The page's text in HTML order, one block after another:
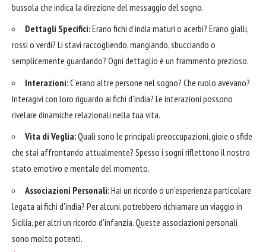
bussola che indica la direzione del messaggio del sogno.
Dettagli Specifici:Erano fichi d'india maturi o acerbi? Erano gialli,
rossi o verdi? Li stavi raccogliendo, mangiando, sbucciando o
semplicemente guardando? Ogni dettaglio è un frammento prezioso.
Interazioni:C'erano altre persone nel sogno? Che ruolo avevano?
Interagivi con loro riguardo ai fichi d'india? Le interazioni possono
rivelare dinamiche relazionali nella tua vita.
Vita di Veglia:Quali sono le principali preoccupazioni, gioie o sfide
che stai affrontando attualmente? Spesso i sogni riflettono il nostro
stato emotivo e mentale del momento.
Associazioni Personali:Hai un ricordo o un'esperienza particolare
legata ai fichi d'india? Per alcuni, potrebbero richiamare un viaggio in
Sicilia, per altri un ricordo d'infanzia. Queste associazioni personali
sono molto potenti.